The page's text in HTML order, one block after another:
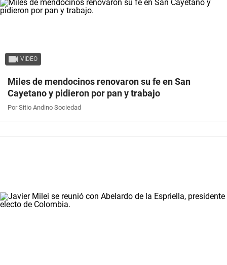
VIDEO
Miles de mendocinos renovaron su fe en San
Cayetano y pidieron por pan y trabajo
Por Sitio Andino Sociedad